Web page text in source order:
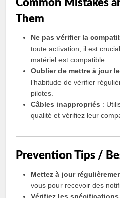
Common Mistakes
Them
Ne pas vérifier la
toute activation, il est
matériel est compatible.
Oublier de mettre à jour
l’habitude de vérifier
pilotes.
Câbles inappropriés :
qualité et vérifiez leur
Prevention Tips /
Mettez à jour
vous pour recevoir des